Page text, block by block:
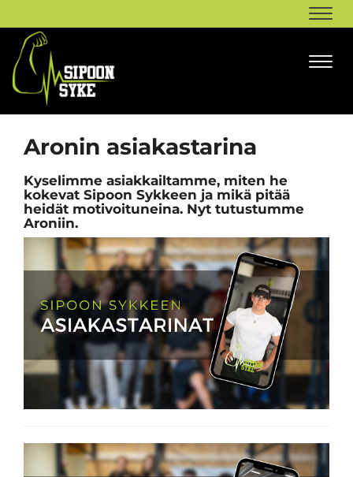
Aronin asiakastarina
Kyselimme asiakkailtamme, miten he
kokevat Sipoon Sykkeen ja mikä pitää
heidät motivoituneina. Nyt tutustumme
Aroniin.